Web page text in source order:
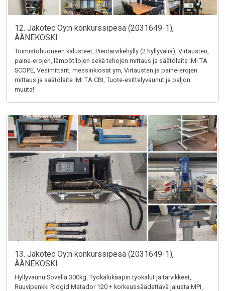
12. Jakotec Oy:n konkurssipesä (2031649-1),
ÄÄNEKOSKI
Toimistohuoneen kalusteet, Pientarvikehylly (2 hyllyväliä), Virtausten,
paine-erojen, lämpötilojen sekä tehojen mittaus ja säätölaite IMI TA
SCOPE, Vesimittarit, messinkiosat ym, Virtausten ja paine-erojen
mittaus ja säätölaite IMI TA CBI, Tuote-esittelyvaunut ja paljon
muuta!
13. Jakotec Oy:n konkurssipesä (2031649-1),
ÄÄNEKOSKI
Hyllyvaunu Sovella 300kg, Työkalukaapin työkalut ja tarvikkeet,
Ruuvipenkki Ridgid Matador 120 + korkeussäädettävä jalusta MPI,